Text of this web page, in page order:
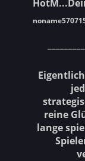
reine
lange